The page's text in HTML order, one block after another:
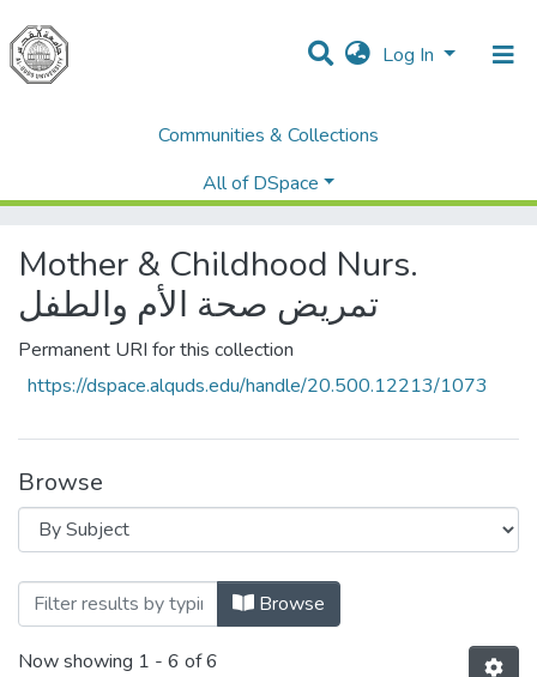
Log In
Communities & Collections
All of DSpace
Dissertations & Theses الرسائل الجامعية
Mother & Childhood Nurs. تمريض صحة الأم والطفل
Browse by Subject
Mother & Childhood Nurs.
تمريض صحة الأم والطفل
Permanent URI for this collection
https://dspace.alquds.edu/handle/20.500.12213/1073
Browse
Browse
Now showing 1 - 6 of 6